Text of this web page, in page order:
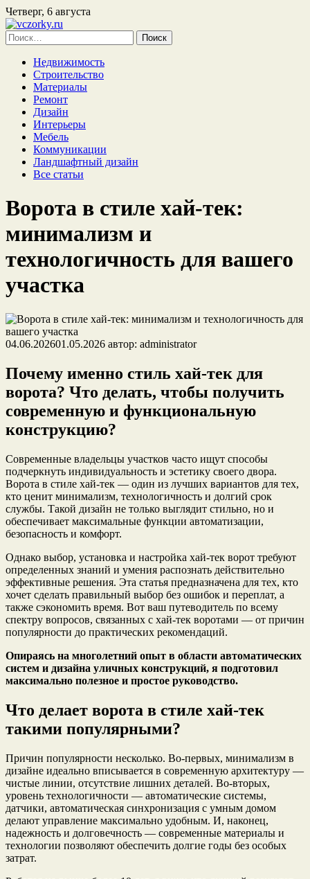
Четверг, 6 августа
Найти:
Недвижимость
Строительство
Материалы
Ремонт
Дизайн
Интерьеры
Мебель
Коммуникации
Ландшафтный дизайн
Все статьи
Ворота в стиле хай-тек:
минимализм и
технологичность для вашего
участка
04.06.202601.05.2026 автор: administrator
Почему именно стиль хай-тек для
ворота? Что делать, чтобы получить
современную и функциональную
конструкцию?
Современные владельцы участков часто ищут способы
подчеркнуть индивидуальность и эстетику своего двора.
Ворота в стиле хай-тек — один из лучших вариантов для тех,
кто ценит минимализм, технологичность и долгий срок
службы. Такой дизайн не только выглядит стильно, но и
обеспечивает максимальные функции автоматизации,
безопасность и комфорт.
Однако выбор, установка и настройка хай-тек ворот требуют
определенных знаний и умения распознать действительно
эффективные решения. Эта статья предназначена для тех, кто
хочет сделать правильный выбор без ошибок и переплат, а
также сэкономить время. Вот ваш путеводитель по всему
спектру вопросов, связанных с хай-тек воротами — от причин
популярности до практических рекомендаций.
Опираясь на многолетний опыт в области автоматических
систем и дизайна уличных конструкций, я подготовил
максимально полезное и простое руководство.
Что делает ворота в стиле хай-тек
такими популярными?
Причин популярности несколько. Во-первых, минимализм в
дизайне идеально вписывается в современную архитектуру —
чистые линии, отсутствие лишних деталей. Во-вторых,
уровень технологичности — автоматические системы,
датчики, автоматическая синхронизация с умным домом
делают управление максимально удобным. И, наконец,
надежность и долговечность — современные материалы и
технологии позволяют обеспечить долгие годы без особых
затрат.